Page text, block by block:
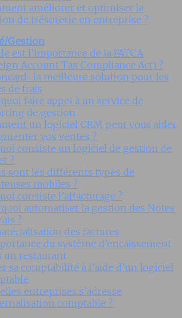
améliorer et optimiser la
de trésorerie en entreprise ?
Gestion
est l’importance de la FATCA
Account Tax Compliance Act) ?
: la meilleure solution pour les
de frais
faire appel à un service de
de gestion
un logiciel CRM peut vous aider
vos ventes ?
consiste un logiciel de gestion de
?
sont les différents types de
mobiles ?
consiste l’affacturage ?
automatiser la gestion des Notes
?
des factures
du système d’encaissement
un restaurant
sa comptabilité à l’aide d’un logiciel
entreprises s’adresse
comptable ?